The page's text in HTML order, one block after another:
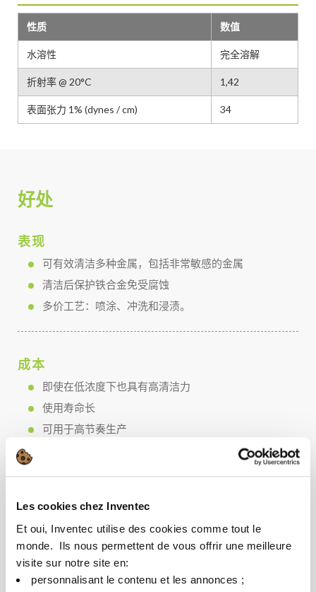
Les cookies chez Inventec
Et oui, Inventec utilise des cookies comme tout le
monde. ​ Ils nous permettent de vous offrir une meilleure
visite sur notre site en:​
personnalisant le contenu et les annonces ;​
性质 数值
水溶性 完全溶解
折射率 @ 20°C 1,42
表面张力 1% (dynes / cm) 34
好处
表现
可有效清洁多种金属，包括非常敏感的金属
清洁后保护铁合金免受腐蚀
多价工艺：喷涂、冲洗和浸渍。
成本
即使在低浓度下也具有高清洁力
使用寿命长
可用于高节奏生产
健康安全环境
无毒且无 CMR 物质
非易燃